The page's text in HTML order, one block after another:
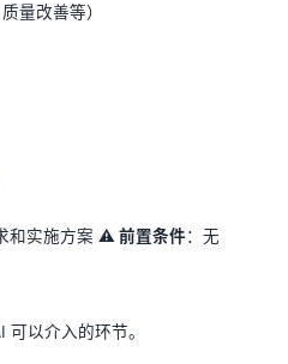
量改善等）
和实施方案 ⚠️ 前置条件：无
以介入的环节。